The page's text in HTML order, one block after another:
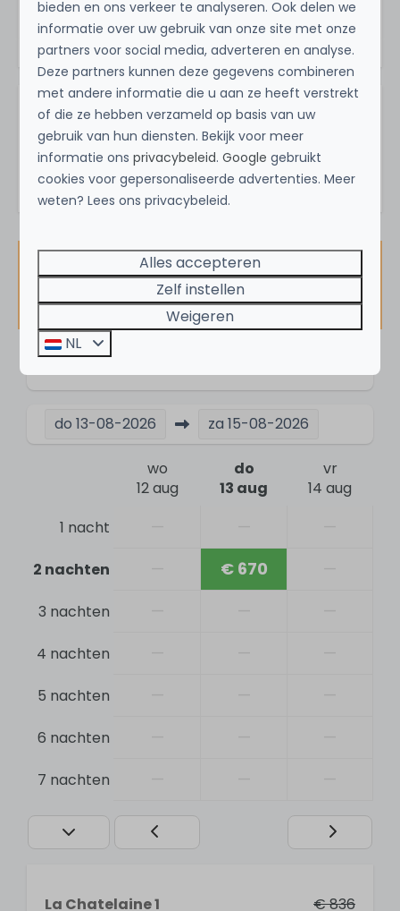
Strand
Duinen
Kust
In woonwijk
Voor kinderen
Kinderstoel
Babybed (exclusief linnen)
Activiteiten
Wandelen
Watersporten
Paardrijden
Surfen
Rookmelder
Algemeen
Bed-, bad- en keukenlinnen inclusief
Huisdieren
Centrale verwarming
Rookvrij
1 badkamer
Vragen over deze Droomvilla?
+31 852220688
info@droomvilla.nl
Beschikbaarheid en prijs
do 13-08-2026 za 15-08-2026
wo
12 aug
do
13 aug
vr
14 aug
1 nacht
2 nachten € 670
3 nachten
4 nachten
5 nachten
6 nachten
7 nachten
€ 836
La Chatelaine 1
bieden en ons verkeer te analyseren. Ook delen we
informatie over uw gebruik van onze site met onze
partners voor social media, adverteren en analyse.
Deze partners kunnen deze gegevens combineren
met andere informatie die u aan ze heeft verstrekt
of die ze hebben verzameld op basis van uw
gebruik van hun diensten. Bekijk voor meer
informatie onsprivacybeleid.Google gebruikt
cookies voor gepersonaliseerde advertenties. Meer
weten? Lees ons privacybeleid.
Alles accepteren
Zelf instellen
Weigeren
NL